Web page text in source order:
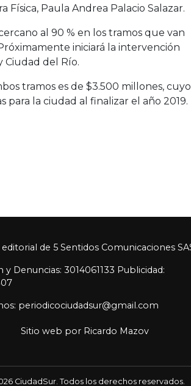
Física, Paula Andrea Palacio Salazar.
al 90 % en los tramos que van
iniciará la intervención
del Río.
tramos es de $3.500 millones, cuyo
la ciudad al finalizar el año 2019.
CiudadSur. Todos los derechos reservados.